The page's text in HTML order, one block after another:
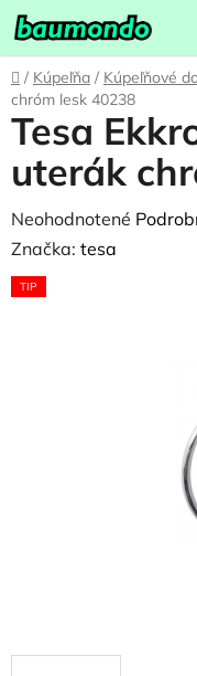
Prejsť
na
obsah
Domov
/ Kúpeľňa / Kúpeľňové
chróm lesk 40238
Tesa
uterák
Priemerné
hodnotenie
produktu
Neohodnotené
Značka: tesa
TIP